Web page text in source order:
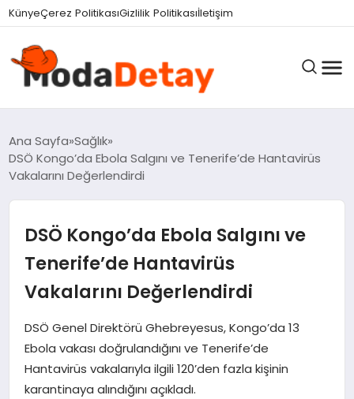
felix markets 360
felix markets yatırım
felix markets pro
felix markets
felix markets app
KünyeÇerez PolitikasıGizlilik Politikasıİletişim
GÜNDEM
DÜNYA
EĞITIM
MAGAZIN
Ana Sayfa Sağlık
DSÖ Kongo’da Ebola Salgını ve Tenerife’de Hantavirüs
Vakalarını Değerlendirdi
DSÖ Kongo’da Ebola Salgını ve
Tenerife’de Hantavirüs
Vakalarını Değerlendirdi
DSÖ Genel Direktörü Ghebreyesus, Kongo’da 13
Ebola vakası doğrulandığını ve Tenerife’de
Hantavirüs vakalarıyla ilgili 120’den fazla kişinin
karantinaya alındığını açıkladı.